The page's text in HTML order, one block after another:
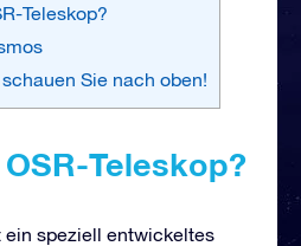
Teleskop?
Sie nach oben!
Teleskop?
ein speziell entwickeltes